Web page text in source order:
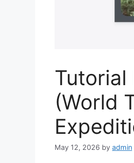
Tutorial
(World
May 12, 2026 by admin